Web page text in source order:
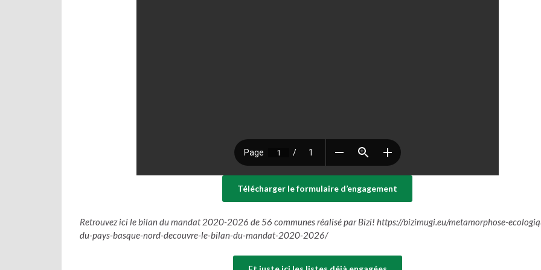
Télécharger le formulaire d’engagement
Retrouvez ici le bilan du mandat 2020-2026 de 56 communes réalisé par Bizi! https://bizimugi.eu/metamorphose-
du-pays-basque-nord-decouvre-le-bilan-du-mandat-2020-2026/